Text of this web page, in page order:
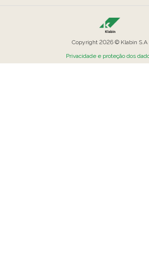
Copyright 2026 © Klabin S.A
Privacidade e proteção dos